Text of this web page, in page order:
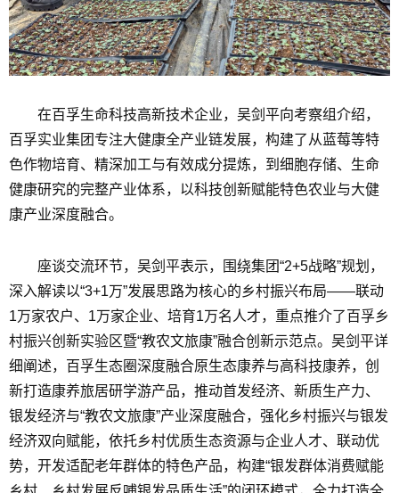
在百孚生命科技高新技术企业，吴剑平向考察组介绍，
百孚实业集团专注大健康全产业链发展，构建了从蓝莓等特
色作物培育、精深加工与有效成分提炼，到细胞存储、生命
健康研究的完整产业体系，以科技创新赋能特色农业与大健
康产业深度融合。
座谈交流环节，吴剑平表示，围绕集团“2+5战略”规划，
深入解读以“3+1万”发展思路为核心的乡村振兴布局——联动
1万家农户、1万家企业、培育1万名人才，重点推介了百孚乡
村振兴创新实验区暨“教农文旅康”融合创新示范点。吴剑平详
细阐述，百孚生态圈深度融合原生态康养与高科技康养，创
新打造康养旅居研学游产品，推动首发经济、新质生产力、
银发经济与“教农文旅康”产业深度融合，强化乡村振兴与银发
经济双向赋能，依托乡村优质生态资源与企业人才、联动优
势，开发适配老年群体的特色产品，构建“银发群体消费赋能